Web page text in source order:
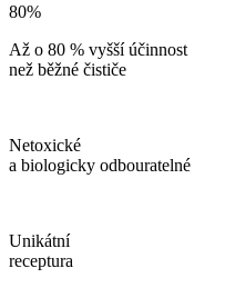
80%
Až o 80 % vyšší účinnost
než běžné čističe
Netoxické
a biologicky odbouratelné
Unikátní
receptura